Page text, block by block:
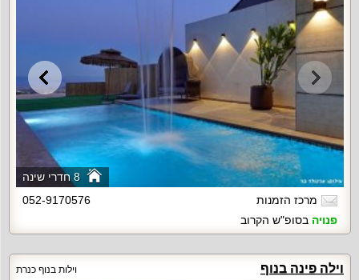
8 חדרי שינה
מרכז הזמנות
052-9170576
פנויה בסופ"ש הקרוב
וילה פינה בנוף וילות בנוף כנרת